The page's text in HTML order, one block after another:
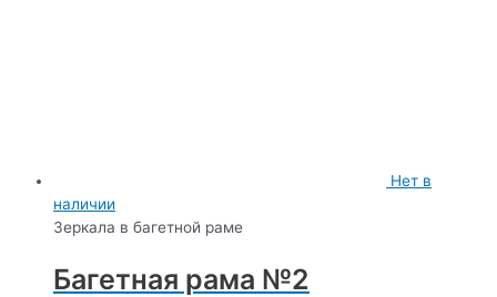
Нет в
наличии
Зеркала в багетной раме
Багетная рама №2